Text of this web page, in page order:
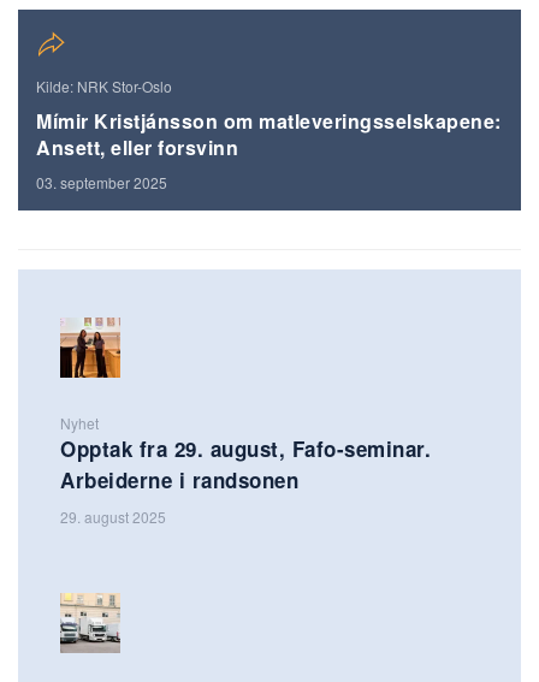
Kilde: NRK Stor-Oslo
Mímir Kristjánsson om matleverings­selskapene:
Ansett, eller forsvinn
03. september 2025
Nyhet
Opptak fra 29. august, Fafo-seminar.
Arbeiderne i randsonen
29. august 2025